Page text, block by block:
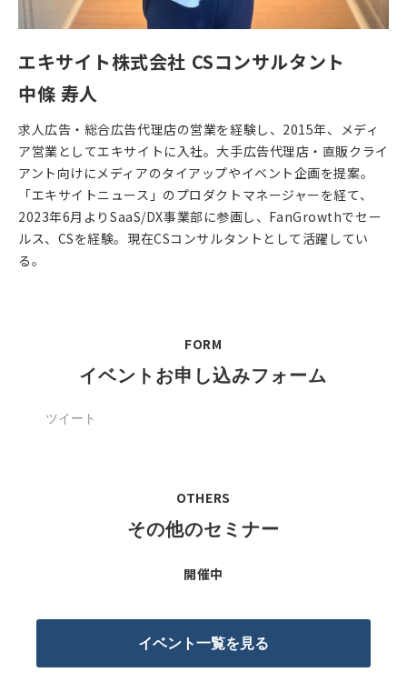
エキサイト株式会社 CSコンサルタント
中條 寿人
求人広告・総合広告代理店の営業を経験し、2015年、メディ
ア営業としてエキサイトに入社。大手広告代理店・直販クライ
アント向けにメディアのタイアップやイベント企画を提案。
「エキサイトニュース」のプロダクトマネージャーを経て、
2023年6月よりSaaS/DX事業部に参画し、FanGrowthでセー
ルス、CSを経験。現在CSコンサルタントとして活躍してい
る。
FORM
イベントお申し込みフォーム
ツイート
OTHERS
その他のセミナー
開催中
イベント一覧を見る